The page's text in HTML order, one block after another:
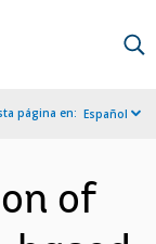
página en: Español
of